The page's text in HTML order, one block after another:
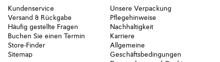
Kundenservice
Versand & Rückgabe
Häufig gestellte Fragen
Buchen Sie einen Termin
Store-Finder
Sitemap
Unsere Verpackung
Pflegehinweise
Nachhaltigkeit
Karriere
Allgemeine
Geschäftsbedingungen